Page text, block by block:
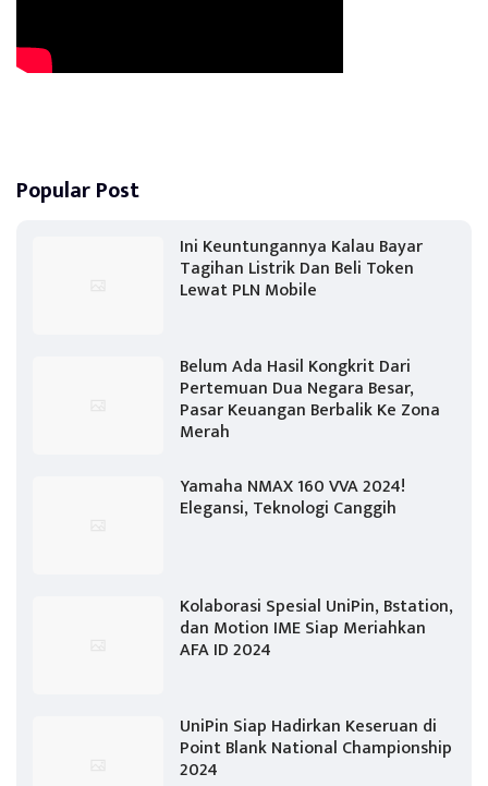
Popular Post
Ini Keuntungannya Kalau Bayar
Tagihan Listrik Dan Beli Token
Lewat PLN Mobile
Belum Ada Hasil Kongkrit Dari
Pertemuan Dua Negara Besar,
Pasar Keuangan Berbalik Ke Zona
Merah
Yamaha NMAX 160 VVA 2024!
Elegansi, Teknologi Canggih
Kolaborasi Spesial UniPin, Bstation,
dan Motion IME Siap Meriahkan
AFA ID 2024
UniPin Siap Hadirkan Keseruan di
Point Blank National Championship
2024